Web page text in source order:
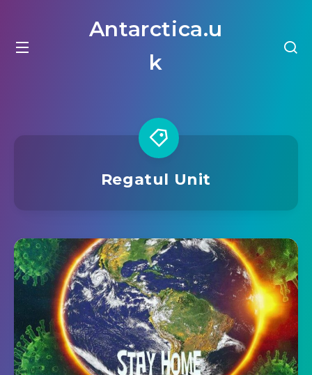
Antarctica.u
k
Regatul Unit